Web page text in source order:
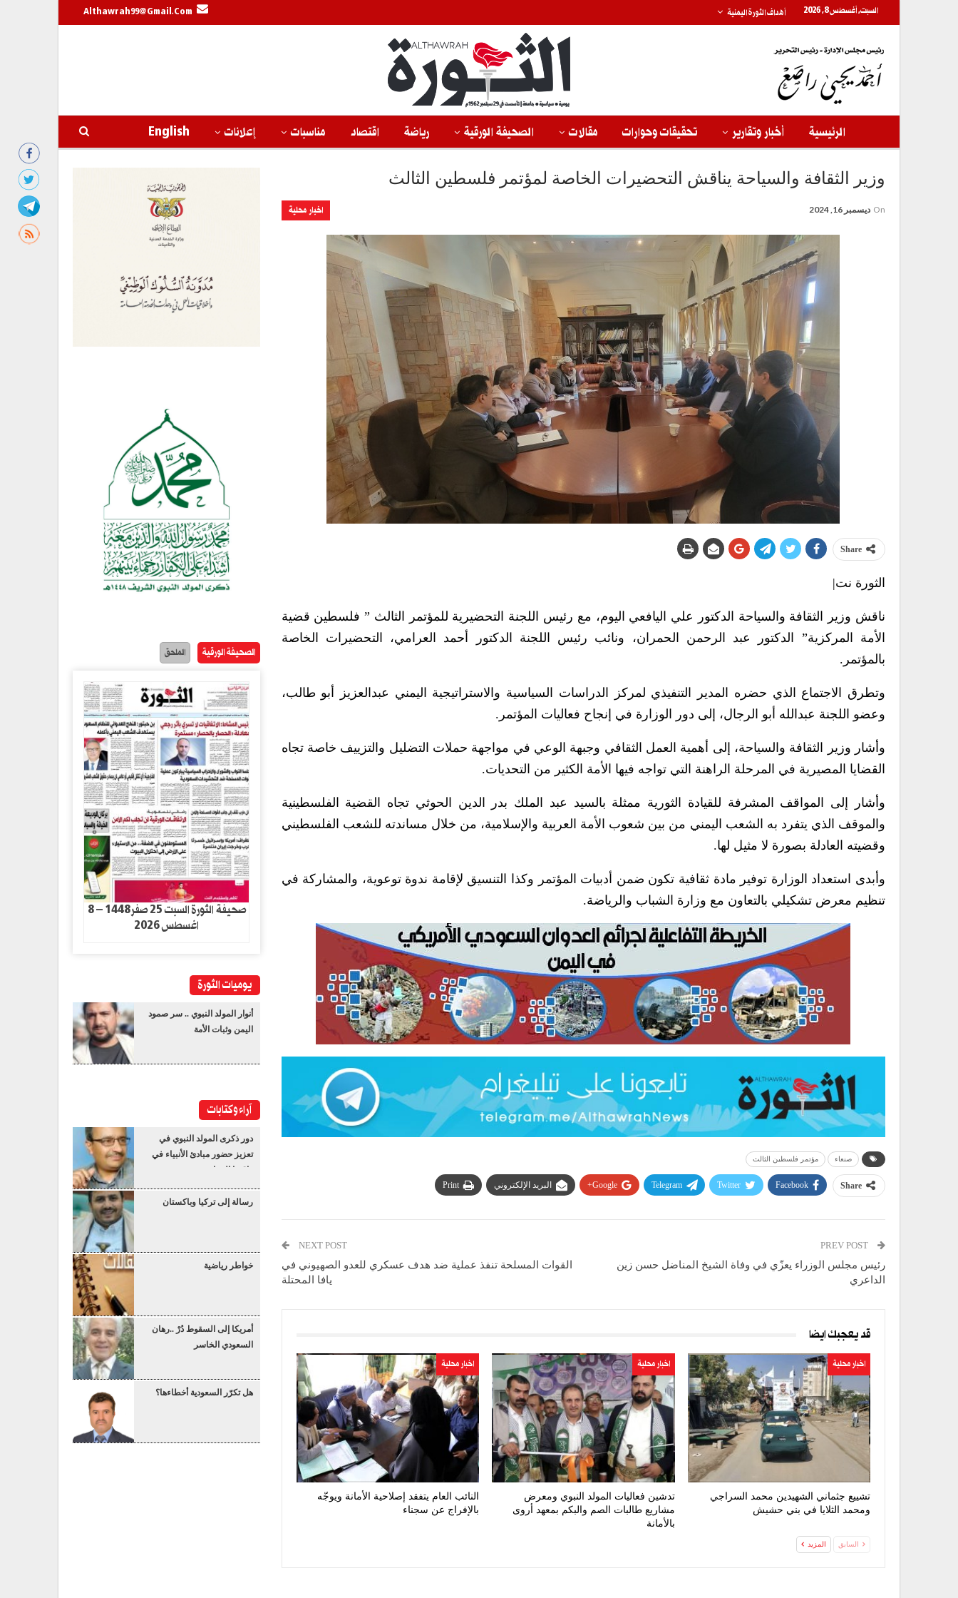
السبت, أغسطس 8, 2026 أهداف الثورة اليمنية Althawrah99@gmail.com
الرئيسية أخبار وتقارير تحقيقات وحوارات مقالات الصحيفة الورقية رياضة اقتصاد مناسبات إعلانات English
وزير الثقافة والسياحة يناقش التحضيرات الخاصة لمؤتمر فلسطين الثالث
اخبار محلية On ديسمبر 16, 2024
Share
الثورة نت|
ناقش وزير الثقافة والسياحة الدكتور علي اليافعي اليوم، مع رئيس اللجنة التحضيرية للمؤتمر الثالث ” فلسطين قضية
الأمة المركزية” الدكتور عبد الرحمن الحمران، ونائب رئيس اللجنة الدكتور أحمد العرامي، التحضيرات الخاصة
بالمؤتمر.
وتطرق الاجتماع الذي حضره المدير التنفيذي لمركز الدراسات السياسية والاستراتيجية اليمني عبدالعزيز أبو طالب،
وعضو اللجنة عبدالله أبو الرجال، إلى دور الوزارة في إنجاح فعاليات المؤتمر.
وأشار وزير الثقافة والسياحة، إلى أهمية العمل الثقافي وجبهة الوعي في مواجهة حملات التضليل والتزييف خاصة تجاه
القضايا المصيرية في المرحلة الراهنة التي تواجه فيها الأمة الكثير من التحديات.
وأشار إلى المواقف المشرفة للقيادة الثورية ممثلة بالسيد عبد الملك بدر الدين الحوثي تجاه القضية الفلسطينية
والموقف الذي يتفرد به الشعب اليمني من بين شعوب الأمة العربية والإسلامية، من خلال مساندته للشعب الفلسطيني
وقضيته العادلة بصورة لا مثيل لها.
وأبدى استعداد الوزارة توفير مادة ثقافية تكون ضمن أدبيات المؤتمر وكذا التنسيق لإقامة ندوة توعوية، والمشاركة في
تنظيم معرض تشكيلي بالتعاون مع وزارة الشباب والرياضة.
صنعاء مؤتمر فلسطين الثالث
Share
Facebook
Twitter
Telegram
Google+ البريد الإلكتروني Print
رئيس مجلس الوزراء يعزّي في وفاة الشيخ المناضل حسن زين
الداعري
NEXT POST
القوات المسلحة تنفذ عملية ضد هدف عسكري للعدو الصهيوني في
يافا المحتلة
قد يعجبك ايضا
اخبار محلية
تشييع جثماني الشهيدين محمد السراجي
ومحمد الثلايا في بني حشيش
اخبار محلية
تدشين فعاليات المولد النبوي ومعرض
مشاريع طالبات الصم والبكم بمعهد أروى
بالأمانة
اخبار محلية
النائب العام يتفقد إصلاحية الأمانة ويوجّه
بالإفراج عن سجناء
السابق المزيد
الصحيفة الورقية الملحق
صحيفة الثورة السبت 25 صفر1448 – 8
اغسطس 2026
يوميات الثورة
أنوار المولد النبوي .. سر صمود
اليمن وثبات الأمة
آراء وكتابات
دور ذكرى المولد النبوي في
تعزيز حضور مبادئ الأنبياء في
واقعنا المعاصر
رسالة إلى تركيا وباكستان
خواطر رياضية
أمريكا إلى السقوط دُرْ ..رهان
السعودي الخاسر
هل تكرّر السعودية أخطاءها؟